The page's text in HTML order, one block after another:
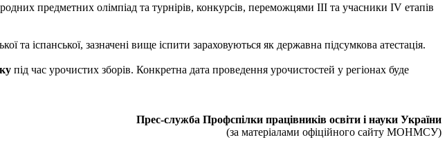
предметних олімпіад та турнірів, конкурсів, переможцями III та учасники IV етапів
та іспанської, зазначені вище іспити зараховуються як державна підсумкова атестація.
під час урочистих зборів. Конкретна дата проведення урочистостей у регіонах буде
Прес-служба Профспілки працівників освіти і науки України
(за матеріалами офіційного сайту МОНМСУ)